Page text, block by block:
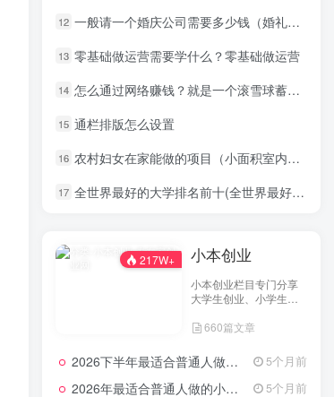
12 一般请一个婚庆公司需要多少钱（婚礼请婚庆公司费用以及服务明细）
13 零基础做运营需要学什么？零基础做运营
14 怎么通过网络赚钱？就是一个滚雪球蓄势的过程
15 通栏排版怎么设置
16 农村妇女在家能做的项目（小面积室内养殖项目经验）
17 全世界最好的大学排名前十(全世界最好的大学排行榜)
217W+ 小本创业
小本创业栏目专门分享
大学生创业、小学生创
并为网友提供小成本创
经验分享。
660篇文章
2026下半年最适合普通人做的小生意！看完对你有收获，普通人也能月入过万的实战路子 5个月前
2026年最适合普通人做的小生意！看完对你有收获的实用清单 5个月前